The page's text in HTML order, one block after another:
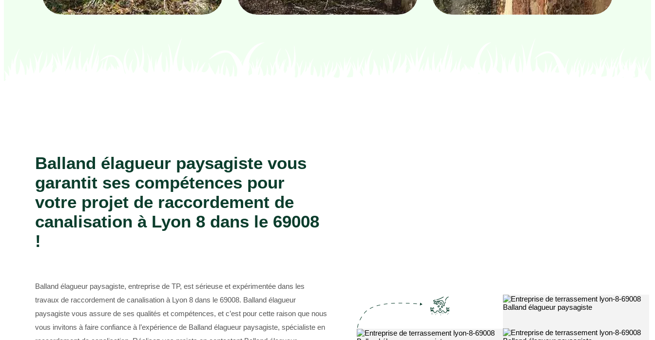
Balland élagueur paysagiste vous
garantit ses compétences pour
votre projet de raccordement de
canalisation à Lyon 8 dans le 69008
!
Balland élagueur paysagiste, entreprise de TP, est sérieuse et expérimentée dans les
travaux de raccordement de canalisation à Lyon 8 dans le 69008. Balland élagueur
paysagiste vous assure de ses qualités et compétences, et c’est pour cette raison que nous
vous invitons à faire confiance à l’expérience de Balland élagueur paysagiste, spécialiste en